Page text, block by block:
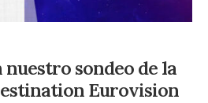
sondeo de la
Eurovision